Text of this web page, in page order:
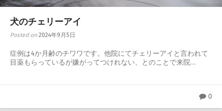
犬のチェリーアイ
Posted on 2024年9月5日
症例は4か月齢のチワワです。他院にてチェリーアイと言われて
目薬もらっているが嫌がってつけれない、とのことで来院…
0